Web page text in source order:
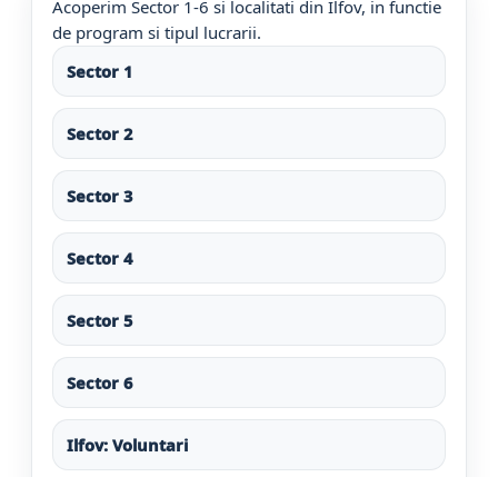
Acoperim Sector 1-6 si localitati din Ilfov, in functie
de program si tipul lucrarii.
Sector 1
Sector 2
Sector 3
Sector 4
Sector 5
Sector 6
Ilfov: Voluntari